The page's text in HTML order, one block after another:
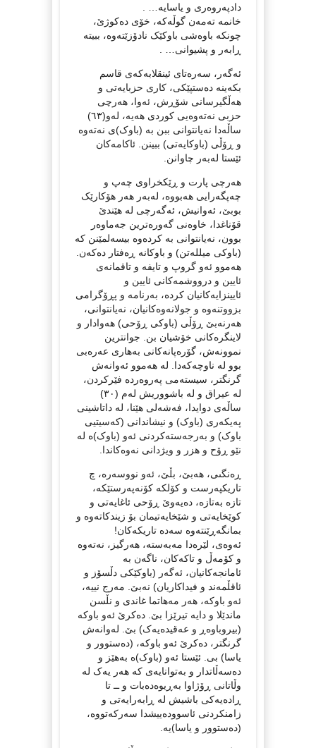
دادپەروەری و یاسایە… .
خانمە تەمەن گوڵەکە، خۆی دەکوژێ،
چونکە باوەشی باوکێک نادۆزێتەوە، ببیتە
ڕابەر و پشیوانی… .
ئەگەر، سەرەتای ئینقلابەکەی قاسم
بکەینە دەستپێکی، کاری حزبایەتی و
هەڵگیرسانی شۆڕش، ئەوا، هەرچی
حزبی نەتەوەیی کوردی هەیە، لەو(٦٣)
ساڵەدا نەیانتوانی ببن بە (باوک)ی نەتەوە
و ڕۆڵی (باوکایەتی) ببینن. ئاکامەکان
ئێستا لەبەر چاوانن.
هەرچی پارت و ڕێکخراوی چەپ و
چەپگەرایی هەبووە، لەبەر هەر هۆکارێک
بوبێ، ئەوانیش، ئەگەرچی لە هێندێ
قۆناغدا، خاوەنی گەورەترین جەماوەر
بوون، نەیانتوانی بە کردەوە بیسەلمێنن کە
(باوکی میللەتن) و باوکانە ڕەفتار دەکەن.
هەموو ئەو گروپ و تایفە و تاقمانەی
ئایین و درووشمەکانی ئایین و
ئایینزایەکانیان کردە، بەرنامە و پڕۆگرامی
بزووتنەوە و جولانەوەکانیان، نەیانتوانی،
هەرنەبێ ڕۆڵی (باوکی ڕۆحی) هەوادار و
لاینگرەکانی خۆشیان بن. جوانترین
نموونەش، گۆرەپانەکانی بەهاری عەرەبی
بوو لە ناوچەکەدا. لە هەموو ئەوانەش
گرنگتر، سیستەمی پەروەردە فێرکردن،
لە عیراق و لە باشووریش لەم (٣٠)
ساڵەی دوایدا، فەشەلی هێنا، لە داتاشینی
پەیکەری (باوک) و نیشاندانی (کەسیتیی
باوک) و بەرجەستەکردنی ئەو (باوک)ە لە
نێو ڕۆح و هزر و ویژدانی نەوەکاندا.
ڕەنگىی، هەبێ، بڵێ، ئەو نووسەرە، چ
تاریکپەرست و کۆلکە کۆنەپەرستێکە،
تازە بەتازە، دەیەوێ ڕۆحی ئاغایەتی و
کوێخایەتی و شێخایەتیمان بۆ زیندکاتەوە و
بمانگەڕێنتەوە سەدە تاریکەکان!
ئەوەی، لێرەدا مەبەستە، هەرگیز، نەتەوە
و کۆمەڵ و تاکەکان، ناگەن بە
ئامانجەکانیان، ئەگەر (باوکێکی دڵسۆز و
ئاقڵمەند و فیداکاریان) نەبێ. مەرج نییە،
ئەو باوکە، هەر مەهاتما غاندی و نڵسن
ماندێلا و دایە تیرێزا بێ. دەکرێ ئەو باوکە
(بیروباوەڕ و عەقیدەیەک) بێ. لەوانەش
گرنگتر، دەکرێ ئەو باوکە، (دەستوور و
یاسا) بی. ئێستا ئەو (باوک)ە بەهێز و
دەسەڵاتدار و بەتوانایەی کە هەر یەک لە
وڵاتانی ڕۆژاوا بەڕیوەدەبات و ــ تا
ڕادەیەکی باشیش لە ڕابەرایەتی و
زامنکردنی ئاسوودەییشدا سەرکەتووە،
(دەستوور و یاسا)یە.